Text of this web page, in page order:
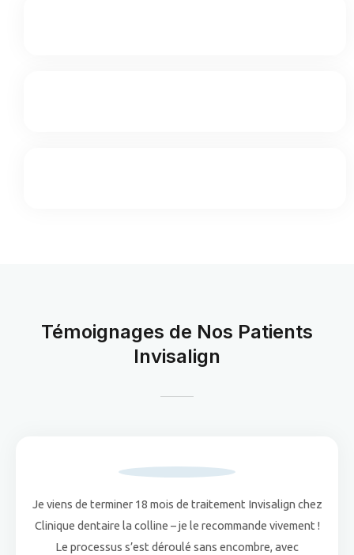
Témoignages de Nos Patients
Invisalign
Je viens de terminer 18 mois de traitement Invisalign chez
Clinique dentaire la colline – je le recommande vivement !
Le processus s’est déroulé sans encombre, avec